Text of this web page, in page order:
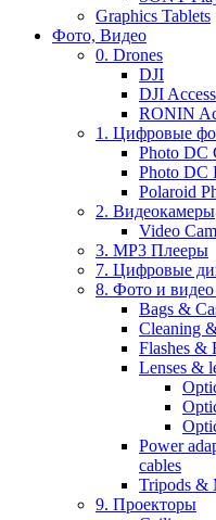
Graphics Tablets
Фото, Видео
0. Drones
DJI
DJI
RONIN
1. Цифровые
Photo DC
Photo DC
Polaroid
2. Видеокамеры
Video
3. MP3 Плееры
7. Цифровые
8. Фото и видео
Bags &
Cleaning
Flashes &
Lenses &
Power
cables
Tripods &
9. Проекторы